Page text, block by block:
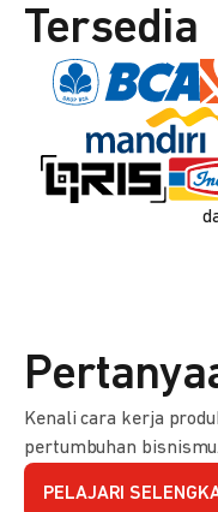
Tersedia
Kenali cara kerja
pertumbuhan bisnismu.
PELAJARI